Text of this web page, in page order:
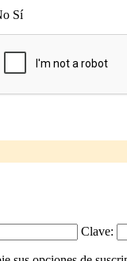
Sí
Clave: